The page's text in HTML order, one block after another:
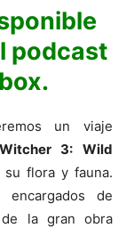
podcast
un viaje
3: Wild
flora y fauna.
de
de la gran obra